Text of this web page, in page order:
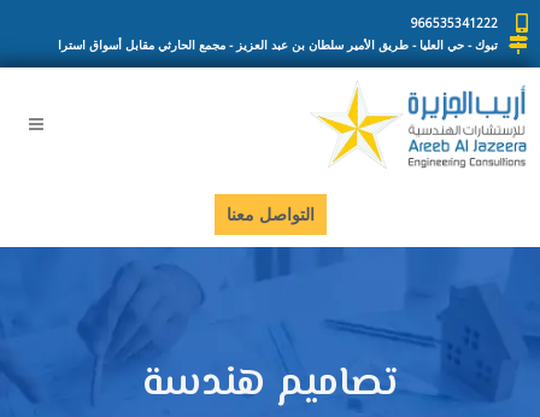
تخطي
إلى
المحتوى
966535341222
تبوك - حي العليا - طريق الأمير سلطان بن عبد العزيز - مجمع الحارثي مقابل أسواق استرا
التواصل معنا
تصاميم هندسة